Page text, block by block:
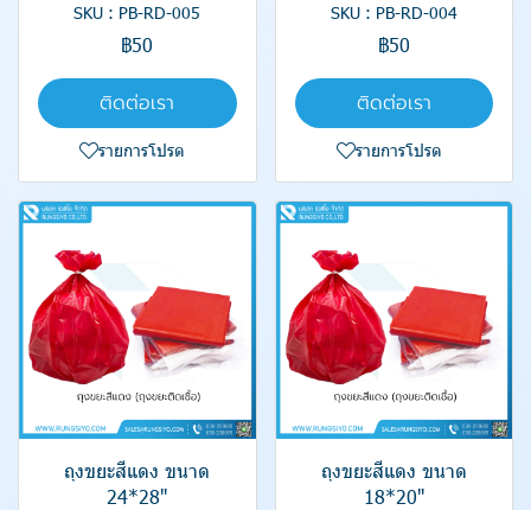
SKU : PB-RD-005
฿50
ติดต่อเรา
รายการโปรด
SKU : PB-RD-004
฿50
ติดต่อเรา
รายการโปรด
ถุงขยะสีแดง ขนาด
24*28"
ถุงขยะสีแดง ขนาด
18*20"